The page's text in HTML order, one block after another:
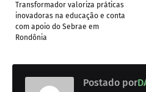
Transformador valoriza práticas
inovadoras na educação e conta
com apoio do Sebrae em
Rondônia
Postado por